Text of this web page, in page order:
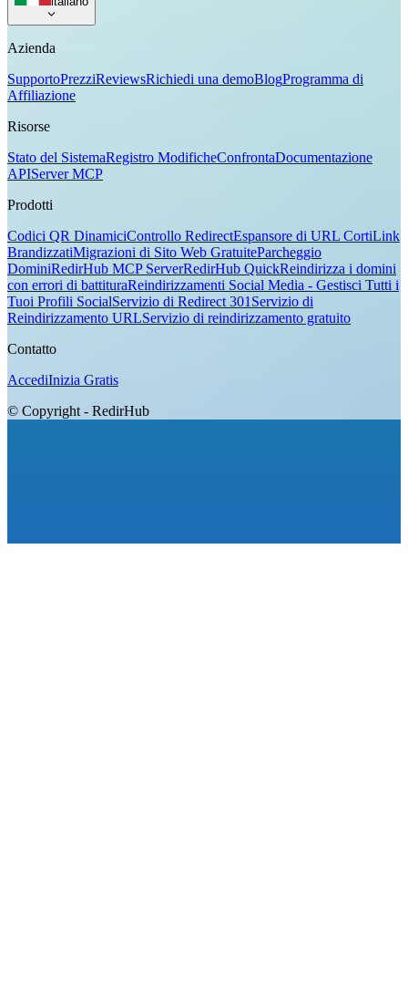
Azienda
SupportoPrezziReviewsRichiedi una demoBlogProgramma di
Affiliazione
Risorse
Stato del SistemaRegistro ModificheConfrontaDocumentazione
APIServer MCP
Prodotti
Codici QR DinamiciControllo RedirectEspansore di URL CortiLink
BrandizzatiMigrazioni di Sito Web GratuiteParcheggio
DominiRedirHub MCP ServerRedirHub QuickReindirizza i domini
con errori di battituraReindirizzamenti Social Media - Gestisci Tutti i
Tuoi Profili SocialServizio di Redirect 301 Servizio di
Reindirizzamento URLServizio di reindirizzamento gratuito
Contatto
AccediInizia Gratis
© Copyright - RedirHub